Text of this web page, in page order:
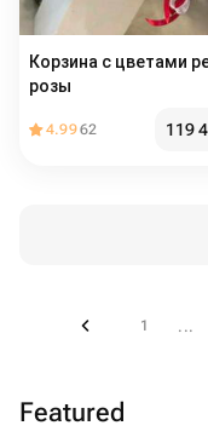
Корзина с цветами
розы
4.9962 119
1 ...
Featured